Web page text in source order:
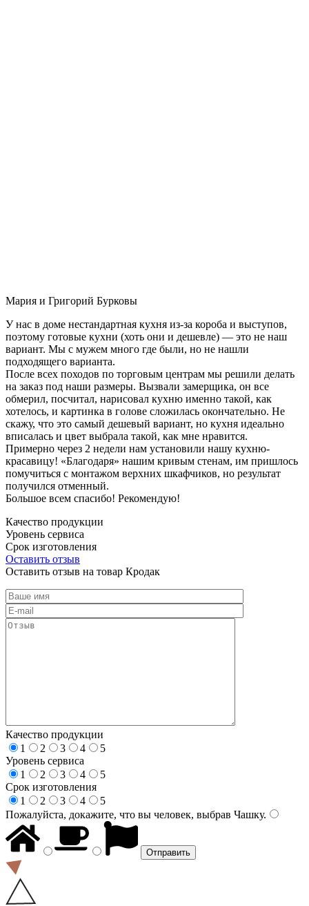
Мария и Григорий Бурковы
У нас в доме нестандартная кухня из-за короба и выступов,
поэтому готовые кухни (хоть они и дешевле) — это не наш
вариант. Мы с мужем много где были, но не нашли
подходящего варианта.
После всех походов по торговым центрам мы решили делать
на заказ под наши размеры. Вызвали замерщика, он все
обмерил, посчитал, нарисовал кухню именно такой, как
хотелось, и картинка в голове сложилась окончательно. Не
скажу, что это самый дешевый вариант, но кухня идеально
вписалась и цвет выбрала такой, как мне нравится.
Примерно через 2 недели нам установили нашу кухню-
красавицу! «Благодаря» нашим кривым стенам, им пришлось
помучиться с монтажом верхних шкафчиков, но результат
получился отменный.
Большое всем спасибо! Рекомендую!
Качество продукции
Уровень сервиса
Срок изготовления
Оставить отзыв
Оставить отзыв на товар Кродак
Качество продукции
1
2 3 4
5
Уровень сервиса
1
2 3 4
5
Срок изготовления
1
2 3 4
5
Пожалуйста, докажите, что вы человек, выбрав Чашку.